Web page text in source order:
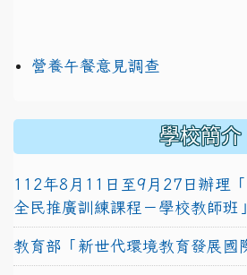
營養午餐意見調查
學校簡介
112年8月11日至9月27日辦理
全民推廣訓練課程－學校教師班
教育部「新世代環境教育發展國